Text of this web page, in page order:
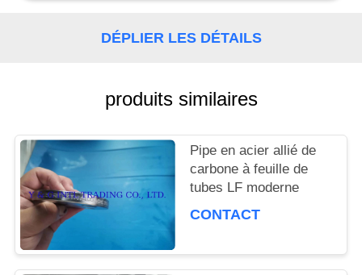
DÉPLIER LES DÉTAILS
produits similaires
Pipe en acier allié de
carbone à feuille de
tubes LF moderne
CONTACT